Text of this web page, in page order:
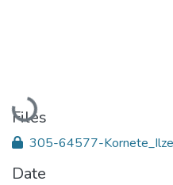
Loading...
Files
305-64577-
Date